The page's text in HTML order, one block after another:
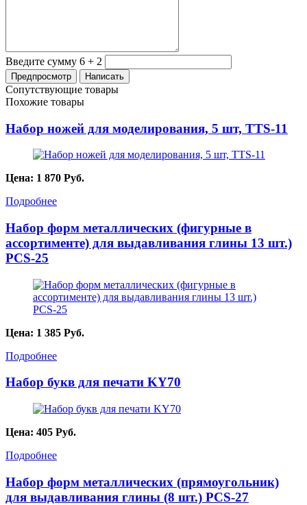
Введите сумму 6 + 2
Сопутствующие товары
Похожие товары
Набор ножей для моделирования, 5 шт, TTS-11
Цена: 1 870 Руб.
Подробнее
Набор форм металлических (фигурные в
ассортименте) для выдавливания глины 13 шт.)
PCS-25
Цена: 1 385 Руб.
Подробнее
Набор букв для печати KY70
Цена: 405 Руб.
Подробнее
Набор форм металлических (прямоугольник)
для выдавливания глины (8 шт.) PCS-27